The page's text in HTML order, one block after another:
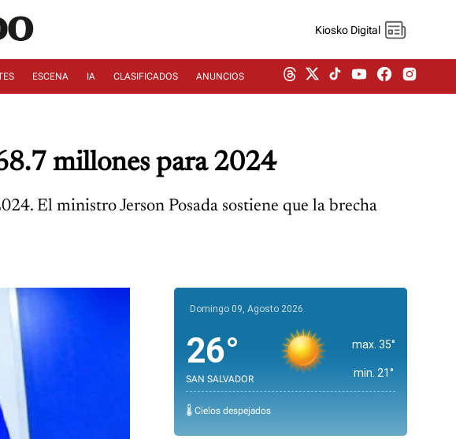
Kiosko Digital
ESCENA IA CLASIFICADOS ANUNCIOS
millones para 2024
El ministro Jerson Posada sostiene que la brecha
Domingo 09, Agosto 2026
26°
SAN SALVADOR
max. 35°
min. 21°
🌡️ Cielos despejados